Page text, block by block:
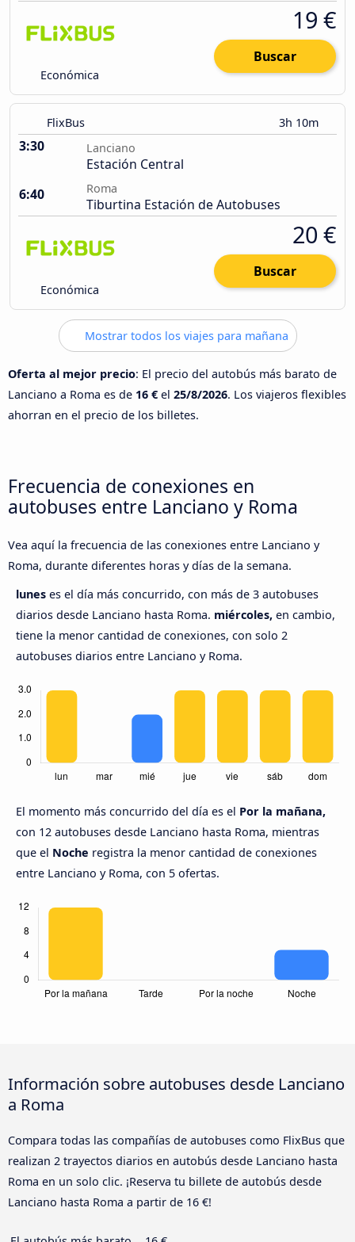
Económica
19 €
Buscar
FlixBus 3h 10m
3:30 Lanciano
Estación Central
6:40
Roma
Tiburtina Estación de Autobuses
Económica
20 €
Buscar
Mostrar todos los viajes para mañana
Oferta al mejor precio: El precio del autobús más barato de
Lanciano a Roma es de 16 € el 25/8/2026. Los viajeros flexibles
ahorran en el precio de los billetes.
Frecuencia de conexiones en
autobuses entre Lanciano y Roma
Vea aquí la frecuencia de las conexiones entre Lanciano y
Roma, durante diferentes horas y días de la semana.
lunes es el día más concurrido, con más de 3 autobuses
diarios desde Lanciano hasta Roma. miércoles, en cambio,
tiene la menor cantidad de conexiones, con solo 2
autobuses diarios entre Lanciano y Roma.
El momento más concurrido del día es el Por la mañana,
con 12 autobuses desde Lanciano hasta Roma, mientras
que el Noche registra la menor cantidad de conexiones
entre Lanciano y Roma, con 5 ofertas.
Información sobre autobuses desde Lanciano
a Roma
Compara todas las compañías de autobuses como FlixBus que
realizan 2 trayectos diarios en autobús desde Lanciano hasta
Roma en un solo clic. ¡Reserva tu billete de autobús desde
Lanciano hasta Roma a partir de 16 €!